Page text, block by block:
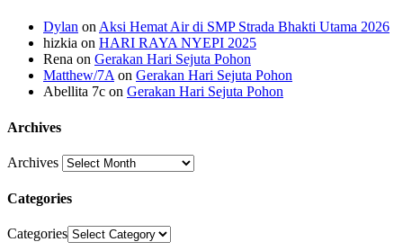
Dylan on Aksi Hemat Air di SMP Strada Bhakti Utama 2026
hizkia on HARI RAYA NYEPI 2025
Rena on Gerakan Hari Sejuta Pohon
Matthew/7A on Gerakan Hari Sejuta Pohon
Abellita 7c on Gerakan Hari Sejuta Pohon
Archives
Archives
Categories
Categories